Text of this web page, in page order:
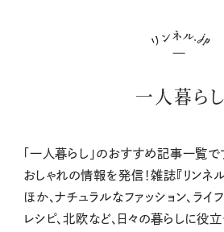
一人暮らし
「一人暮らし」のおすすめ記事一覧
おしゃれの情報を発信！雑誌『リンネ
ほか、ナチュラルなファッション、ライフ
レシピ、北欧など、日々の暮らしに役